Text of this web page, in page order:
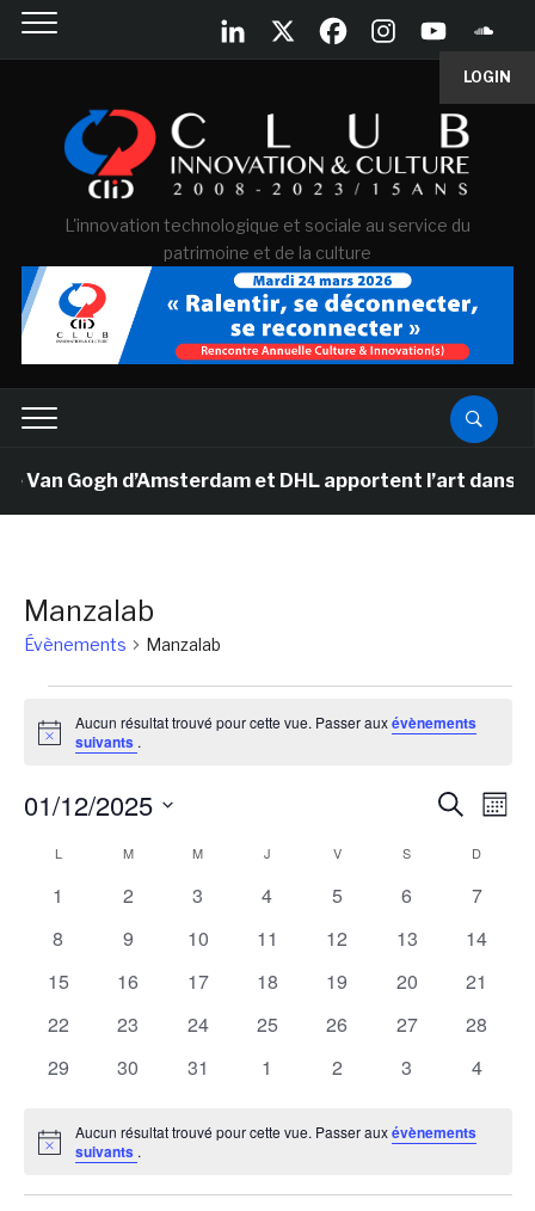
LOGIN
L'innovation technologique et sociale au service du
patrimoine et de la culture
Van Gogh d’Amsterdam et DHL apportent l’art dans
Manzalab
Évènements Manzalab
Notice
Aucun résultat trouvé pour cette vue. Passer auxévènements
suivants .
de
Mois
01/12/2025
date.
Calendrier
de
Évènements
LLUNDI MMARDI M MERCREDI
J VVENDREDIS D
0
1
0
2
0
3
0
4
0
5
0
6
0
7
0
8
0
9
0
10
0
11
0
12
0
13
0
14
0
15
0
16
0
17
0
18
0
19
0
20
0
21
0
22
0
23
0
24
0
25
0
26
0
27
0
28
0
29
0
30
0
31
0
1
0
2
0
3
0
4
Notice
Aucun résultat trouvé pour cette vue. Passer auxévènements
suivants .